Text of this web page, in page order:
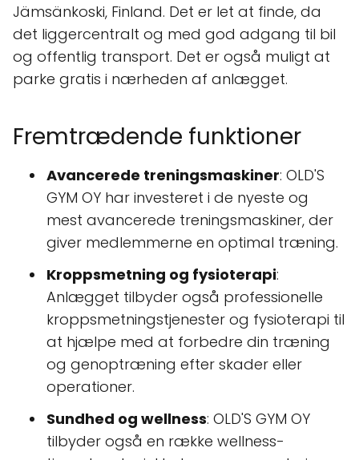
Jämsänkoski, Finland. Det er let at finde, da
det liggercentralt og med god adgang til bil
og offentlig transport. Det er også muligt at
parke gratis i nærheden af anlægget.
Fremtrædende funktioner
Avancerede treningsmaskiner: OLD'S
GYM OY har investeret i de nyeste og
mest avancerede treningsmaskiner, der
giver medlemmerne en optimal træning.
Kroppsmetning og fysioterapi:
Anlægget tilbyder også professionelle
kroppsmetningstjenester og fysioterapi til
at hjælpe med at forbedre din træning
og genoptræning efter skader eller
operationer.
Sundhed og wellness: OLD'S GYM OY
tilbyder også en række wellness-